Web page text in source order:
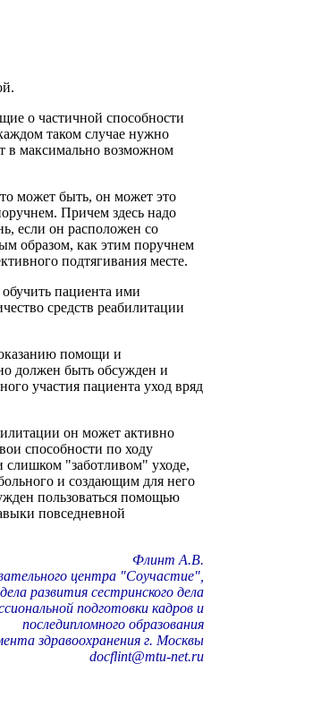
о частичной способности
таком случае нужно
в максимально возможном
может быть, он может это
Причем здесь надо
если он расположен со
образом, как этим поручнем
подтягивания месте.
пациента ими
средств реабилитации
помощи и
должен быть обсужден и
участия пациента уход вряд
он может активно
способности по ходу
слишком "заботливом" уходе,
и создающим для него
пользоваться помощью
повседневной
Флинт А.В.
центра "Соучастие",
развития сестринского дела
подготовки кадров и
последипломного образования
здравоохранения г. Москвы
docflint@mtu-net.ru